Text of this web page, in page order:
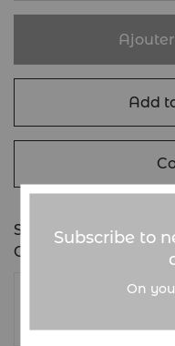
Add
SKU:
T shirt Gaucho
Category:
Non
Subscribe to
On